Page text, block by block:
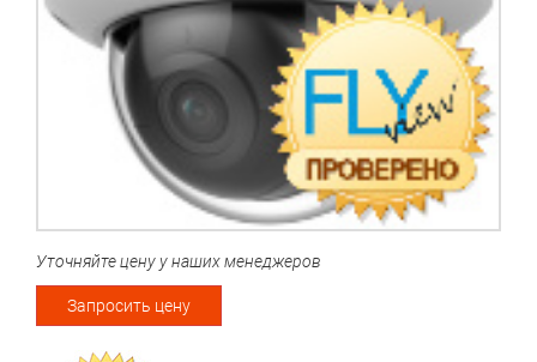
Уточняйте цену у наших менеджеров
Запросить цену